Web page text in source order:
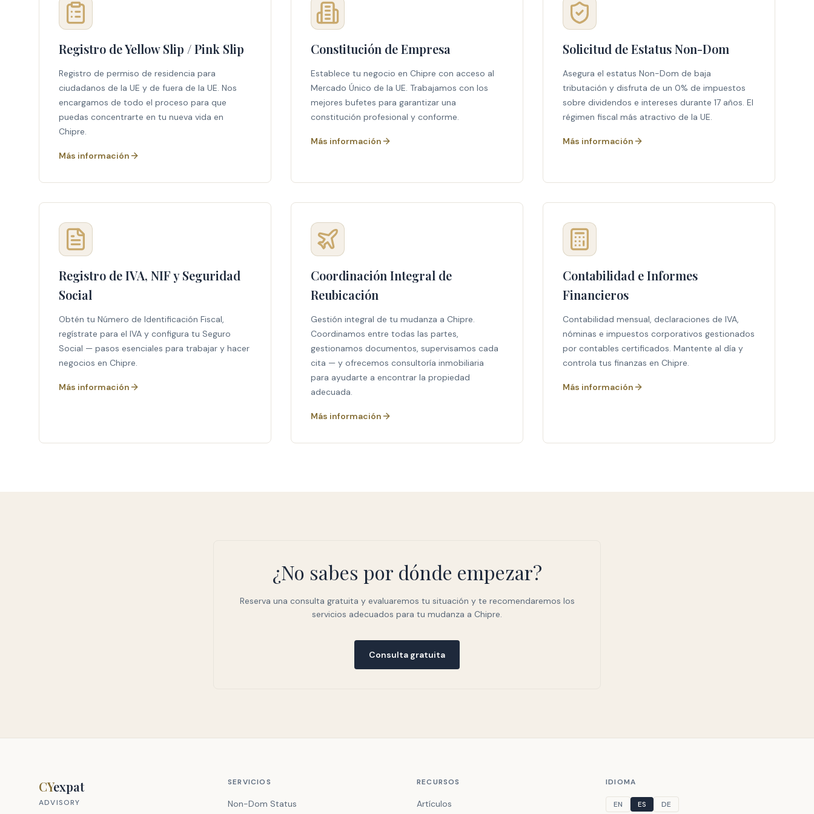
Registro de Yellow Slip / Pink Slip
Registro de permiso de residencia para
ciudadanos de la UE y de fuera de la UE. Nos
encargamos de todo el proceso para que
puedas concentrarte en tu nueva vida en
Chipre.
Más información
Constitución de Empresa
Establece tu negocio en Chipre con acceso al
Mercado Único de la UE. Trabajamos con los
mejores bufetes para garantizar una
constitución profesional y conforme.
Más información
Solicitud de Estatus Non-Dom
Asegura el estatus Non-Dom de baja
tributación y disfruta de un 0% de impuestos
sobre dividendos e intereses durante 17 años. El
régimen fiscal más atractivo de la UE.
Más información
Registro de IVA, NIF y Seguridad
Social
Obtén tu Número de Identificación Fiscal,
regístrate para el IVA y configura tu Seguro
Social — pasos esenciales para trabajar y hacer
negocios en Chipre.
Más información
Coordinación Integral de
Reubicación
Gestión integral de tu mudanza a Chipre.
Coordinamos entre todas las partes,
gestionamos documentos, supervisamos cada
cita — y ofrecemos consultoría inmobiliaria
para ayudarte a encontrar la propiedad
adecuada.
Más información
Contabilidad e Informes
Financieros
Contabilidad mensual, declaraciones de IVA,
nóminas e impuestos corporativos gestionados
por contables certificados. Mantente al día y
controla tus finanzas en Chipre.
Más información
¿No sabes por dónde empezar?
Reserva una consulta gratuita y evaluaremos tu situación y te recomendaremos los
servicios adecuados para tu mudanza a Chipre.
Consulta gratuita
CYexpat
ADVISORY
SERVICIOS
Non-Dom Status
RECURSOS
Artículos
IDIOMA
EN ES DE